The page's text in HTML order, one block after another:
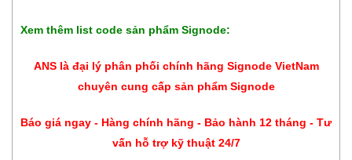
Xem thêm list code sản phẩm Signode:
ANS là đại lý phân phối chính hãng SignodeVietNam
chuyên cung cấp sản phẩm Signode
Báo giá ngay - Hàng chính hãng - Bảo hành 12 tháng - Tư
vấn hỗ trợ kỹ thuật 24/7